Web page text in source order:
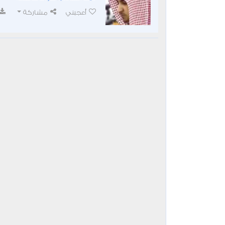
أعجبني
مشاركة